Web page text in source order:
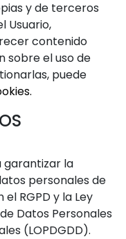
y de terceros
Usuario,
contenido
sobre el uso de
puede
garantizar la
personales de
RGPD y la Ley
Datos Personales
(LOPDGDD).